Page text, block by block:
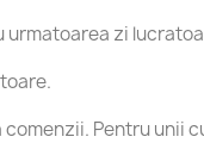
zi
Pentru unii